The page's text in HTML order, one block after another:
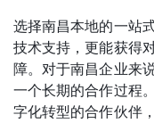
选择南昌本地的一站
技术支持，更能获得
障。对于南昌企业来
一个长期的合作过程
字化转型的合作伙伴